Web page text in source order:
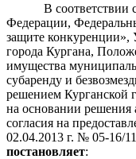
В соответствии
Федерации,
защите конкуренции»,
города Кургана,
имущества
субаренду и
решением Курганской
на основании решения
согласия на
02.04.2013 г. № 05-16/
постановляет: